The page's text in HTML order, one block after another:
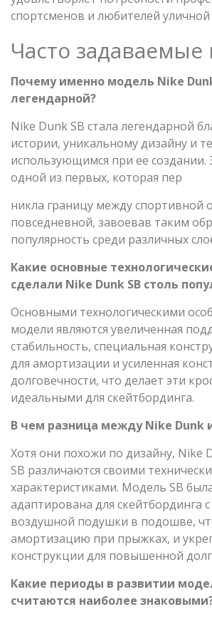
спортсменов и любителей
Часто
Почему именно модель Nike
легендарной?
Nike Dunk SB стала легендарной
истории, уникальному дизайну и
использующимся при ее создании.
одной из первых, которая пер
никла границу между спортивной
повседневной, завоевав таким
популярность среди различных
Какие основные
сделали Nike Dunk SB столь
Основными технологическими
модели являются увеличенная
стабильность, специальная
для амортизации и усиленная
долговечности, что делает эти
идеальными для скейтбординга.
В чем разница между Nike Dunk
Хотя они похожи по дизайну, Nike
SB различаются своими
характеристиками. Модель SB
адаптирована для
воздушной подушки в подошве,
амортизацию при прыжках, и
конструкции для повышенной
Какие периоды в развитии
считаются наиболее